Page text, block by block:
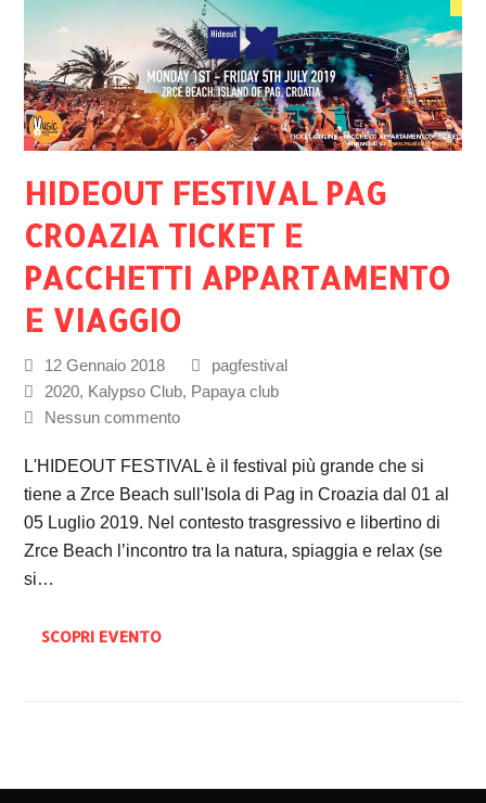
HIDEOUT FESTIVAL PAG
CROAZIA TICKET E
PACCHETTI APPARTAMENTO
E VIAGGIO
12 Gennaio 2018
pagfestival
2020, Kalypso Club, Papaya club
Nessun commento
L'HIDEOUT FESTIVAL è il festival più grande che si
tiene a Zrce Beach sull'Isola di Pag in Croazia dal 01 al
05 Luglio 2019. Nel contesto trasgressivo e libertino di
Zrce Beach l’incontro tra la natura, spiaggia e relax (se
si…
SCOPRI EVENTO